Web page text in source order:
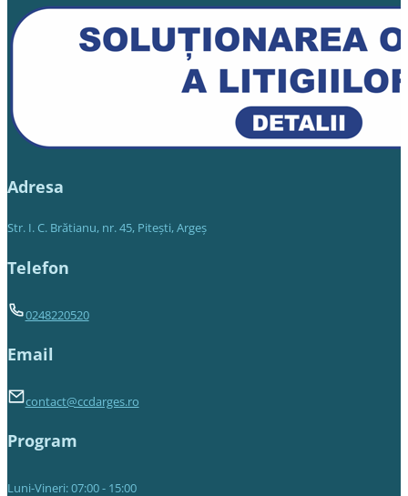
Adresa
Str. I. C. Brătianu, nr. 45, Piteşti, Argeş
Telefon
0248220520
Email
contact@ccdarges.ro
Program
Luni-Vineri: 07:00 - 15:00